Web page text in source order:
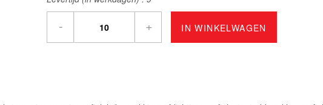
- + IN WINKELWAGEN